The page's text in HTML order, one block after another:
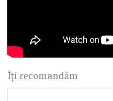
Îți recomandăm